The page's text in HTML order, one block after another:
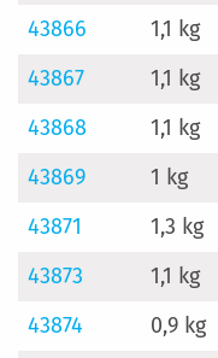
43866
1,1 kg
43867
1,1 kg
43868
1,1 kg
43869
1 kg
43871
1,3 kg
43873
1,1 kg
43874
0,9 kg